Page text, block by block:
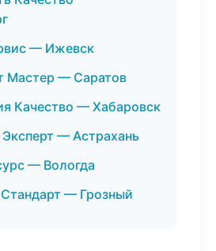
— Ижевск
Мастер — Саратов
Качество — Хабаровск
— Астрахань
— Вологда
— Грозный